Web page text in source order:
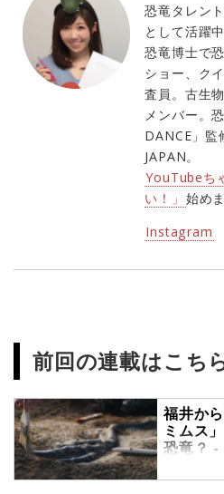
恐竜タレン
として活躍
恐竜博士で
ショー、ク
査員。古生
メンバー。
DANCE」監
JAPAN。
YouTubeち
い！」 始め
Instagram
前回の連載はこち
福井か
ミムス
恐竜？
こんに